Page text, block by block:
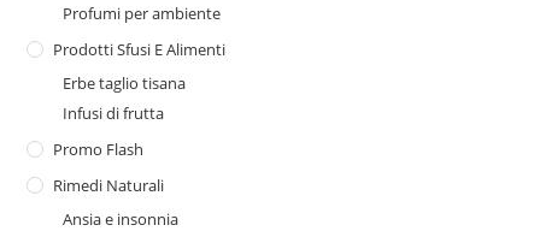
Profumi per ambiente
Prodotti Sfusi E Alimenti
Erbe taglio tisana
Infusi di frutta
Promo Flash
Rimedi Naturali
Ansia e insonnia